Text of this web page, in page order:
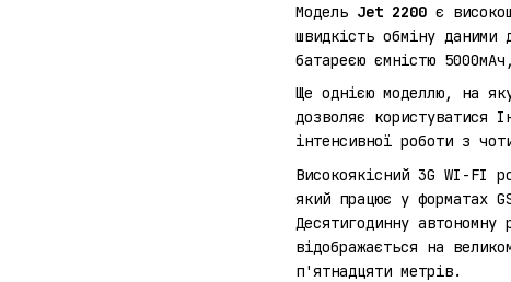
Модель Jet 2200 є
швидкість обміну даними
батареєю ємністю
Ще однією моделлю, на
дозволяє користуватися
інтенсивної роботи з
Високоякісний 3G WI-FI
який працює у форматах
Десятигодинну
відображається на
п'ятнадцяти метрів.